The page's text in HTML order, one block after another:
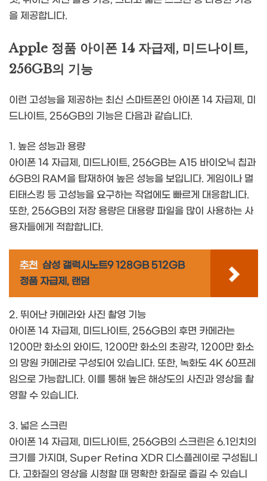
을 제공합니다.
Apple 정품 아이폰 14 자급제, 미드나이트,
256GB의 기능
이런 고성능을 제공하는 최신 스마트폰인 아이폰 14 자급제, 미
드나이트, 256GB의 기능은 다음과 같습니다.
1. 높은 성능과 용량
아이폰 14 자급제, 미드나이트, 256GB는 A15 바이오닉 칩과
6GB의 RAM을 탑재하여 높은 성능을 보입니다. 게임이나 멀
티태스킹 등 고성능을 요구하는 작업에도 빠르게 대응합니다.
또한, 256GB의 저장 용량은 대용량 파일을 많이 사용하는 사
용자들에게 적합합니다.
추천 삼성 갤럭시노트9 128GB 512GB
정품 자급제, 랜덤
2. 뛰어난 카메라와 사진 촬영 기능
아이폰 14 자급제, 미드나이트, 256GB의 후면 카메라는
1200만 화소의 와이드, 1200만 화소의 초광각, 1200만 화소
의 망원 카메라로 구성되어 있습니다. 또한, 녹화도 4K 60프레
임으로 가능합니다. 이를 통해 높은 해상도의 사진과 영상을 촬
영할 수 있습니다.
3. 넓은 스크린
아이폰 14 자급제, 미드나이트, 256GB의 스크린은 6.1인치의
크기를 가지며, Super Retina XDR 디스플레이로 구성됩니
다. 고화질의 영상을 시청할 때 명확한 화질로 즐길 수 있습니